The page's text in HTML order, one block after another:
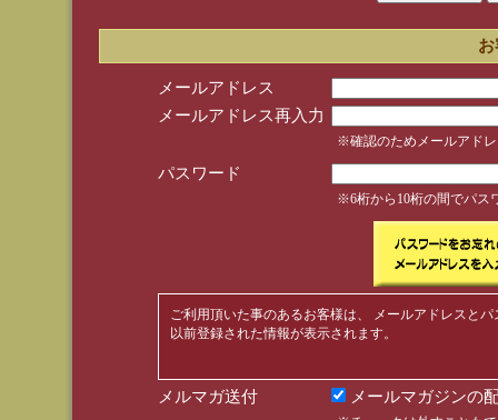
メールアドレス
メールアドレス再入力
※確認のためメールアド
パスワード
※6桁から10桁の間でパス
ご利用頂いた事のあるお客様は、 メールアドレスと
以前登録された情報が表示されます。
メルマガ送付 メールマガジンの